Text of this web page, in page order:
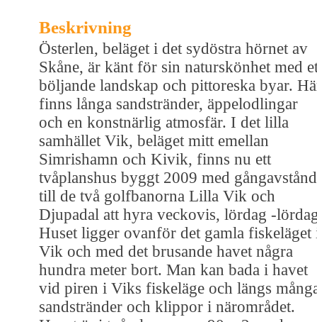
Beskrivning
Österlen, beläget i det sydöstra hörnet av
Skåne, är känt för sin naturskönhet med
böljande landskap och pittoreska byar.
finns långa sandstränder, äppelodlingar
och en konstnärlig atmosfär. I det lilla
samhället Vik, beläget mitt emellan
Simrishamn och Kivik, finns nu ett
tvåplanshus byggt 2009 med gångavstånd
till de två golfbanorna Lilla Vik och
Djupadal att hyra veckovis, lördag -
Huset ligger ovanför det gamla fiskeläget
Vik och med det brusande havet några
hundra meter bort. Man kan bada i havet
vid piren i Viks fiskeläge och längs
sandstränder och klippor i närområdet.